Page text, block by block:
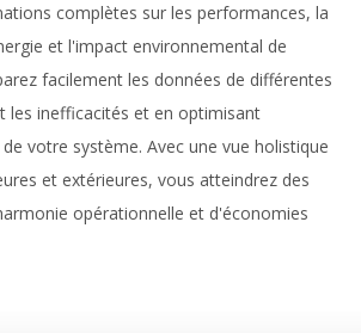
complètes sur les performances, la
et l'impact environnemental de
facilement les données de différentes
les inefficacités et en optimisant
votre système. Avec une vue holistique
et extérieures, vous atteindrez des
opérationnelle et d'économies